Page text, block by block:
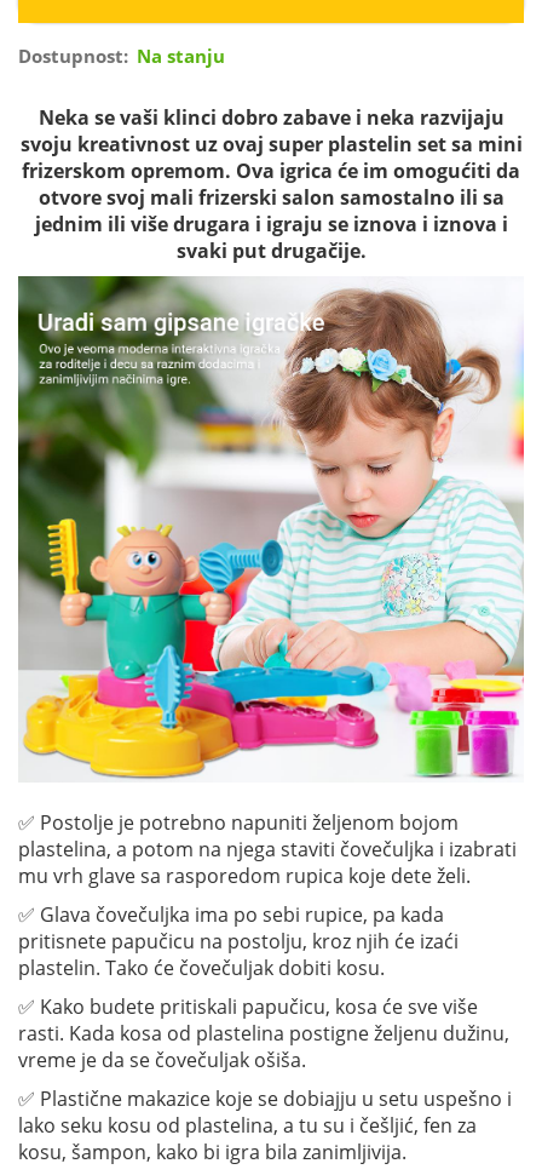
Dostupnost: Na stanju
Neka se vaši klinci dobro zabave i neka razvijaju
svoju kreativnost uz ovaj super plastelin set sa mini
frizerskom opremom. Ova igrica će im omogućiti da
otvore svoj mali frizerski salon samostalno ili sa
jednim ili više drugara i igraju se iznova i iznova i
svaki put drugačije.
✅ Postolje je potrebno napuniti željenom bojom
plastelina, a potom na njega staviti čovečuljka i izabrati
mu vrh glave sa rasporedom rupica koje dete želi.
✅ Glava čovečuljka ima po sebi rupice, pa kada
pritisnete papučicu na postolju, kroz njih će izaći
plastelin. Tako će čovečuljak dobiti kosu.
✅ Kako budete pritiskali papučicu, kosa će sve više
rasti. Kada kosa od plastelina postigne željenu dužinu,
vreme je da se čovečuljak ošiša.
✅ Plastične makazice koje se dobiajju u setu uspešno i
lako seku kosu od plastelina, a tu su i češljić, fen za
kosu, šampon, kako bi igra bila zanimljivija.